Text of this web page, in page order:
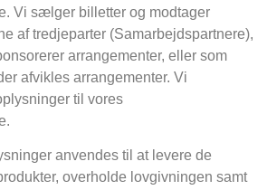
Vi sælger billetter og modtager
af tredjeparter (Samarbejdspartnere),
arrangementer, eller som
afvikles arrangementer. Vi
til vores
anvendes til at levere de
overholde lovgivningen samt